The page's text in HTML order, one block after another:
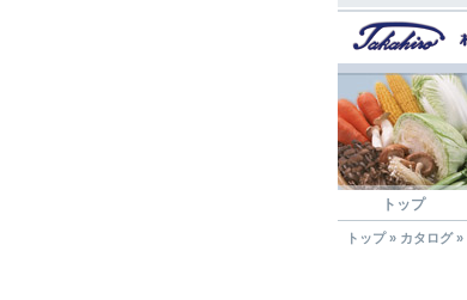
トップ
トップ» カタログ»